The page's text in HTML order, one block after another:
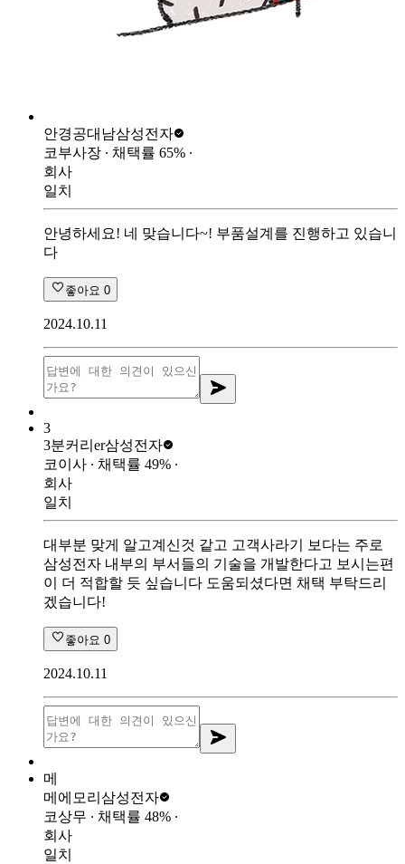
안경공대남삼성전자
코부사장 ∙ 채택률 65% ∙
회사
일치
안녕하세요! 네 맞습니다~! 부품설계를 진행하고 있습니
다
좋아요 0
2024.10.11
3
3분커리er삼성전자
코이사 ∙ 채택률 49% ∙
회사
일치
대부분 맞게 알고계신것 같고 고객사라기 보다는 주로
삼성전자 내부의 부서들의 기술을 개발한다고 보시는편
이 더 적합할 듯 싶습니다 도움되셨다면 채택 부탁드리
겠습니다!
좋아요 0
2024.10.11
메
메에모리 삼성전자
코상무 ∙ 채택률 48% ∙
회사
일치